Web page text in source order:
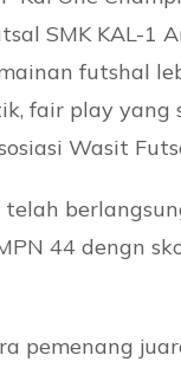
SMK KAL-1
futshal
fair play
Wasit
44 dengn
pemenang